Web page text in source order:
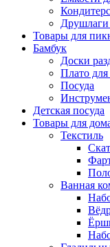
Товары для
Бамбук
Доски
Плато для
Посуда
Детская посуда
Товары для
Текстиль
Ванная